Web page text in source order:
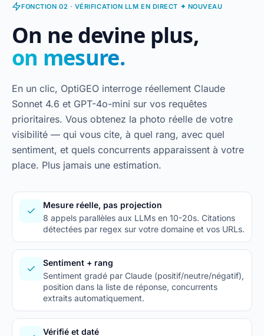
FONCTION 02 · VÉRIFICATION LLM EN DIRECT ✦ NOUVEAU
On ne devine plus,
on mesure.
En un clic, OptiGEO interroge réellement Claude
Sonnet 4.6 et GPT-4o-mini sur vos requêtes
prioritaires. Vous obtenez la photo réelle de votre
visibilité — qui vous cite, à quel rang, avec quel
sentiment, et quels concurrents apparaissent à votre
place. Plus jamais une estimation.
Mesure réelle, pas projection
8 appels parallèles aux LLMs en 10-20s. Citations
détectées par regex sur votre domaine et vos URLs.
Sentiment + rang
Sentiment gradé par Claude (positif/neutre/négatif),
position dans la liste de réponse, concurrents
extraits automatiquement.
Vérifié et daté